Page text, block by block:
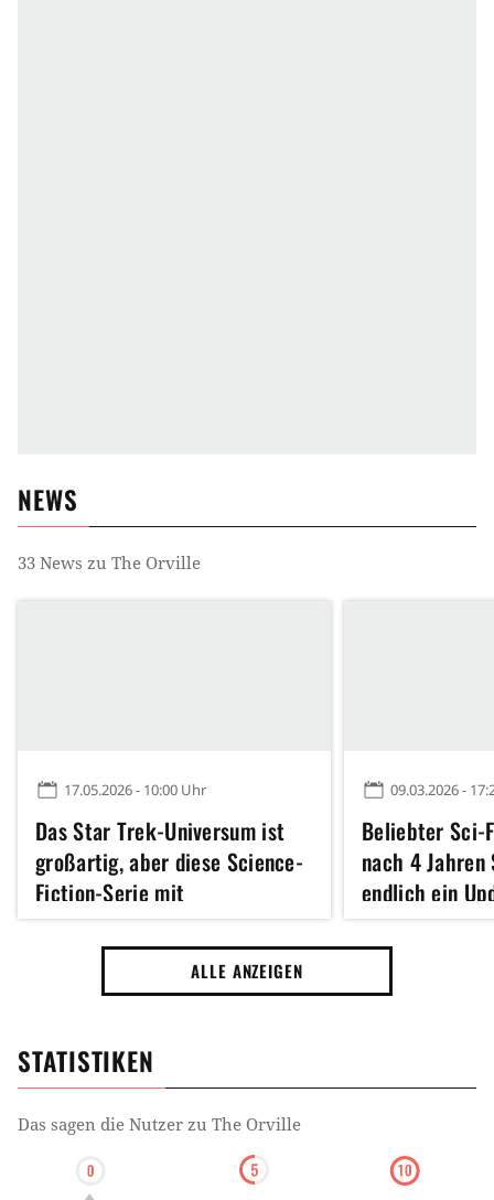
NEWS
33 News zu The Orville
17.05.2026 - 10:00 Uhr
Das Star Trek-Universum ist
großartig, aber diese Science-
Fiction-Serie mit
intergalaktischen Reisen gilt
als der beste Nachfolger
09.03.2026 -
Beliebter Sci-
nach 4 Jahren
endlich ein
wollen es"
ALLE ANZEIGEN
STATISTIKEN
Das sagen die Nutzer zu The Orville